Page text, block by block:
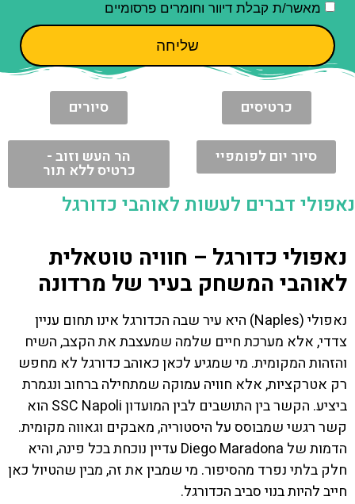
מאשר/ת קבלת דיוור וחומרים פרסומיים
שליחה
כרטיסים סיורים
סיור יום לפומפיי הר העש וזוב -
כרטיס ללא תור
נאפולי דברים לעשות לאוהבי כדורגל
נאפולי כדורגל – חוויה טוטאלית
לאוהבי המשחק בעיר של מרדונה
נאפולי (Naples) היא עיר שבה הכדורגל אינו תחום עניין
צדדי, אלא מערכת חיים שלמה שמעצבת את הקצב, השיח
והזהות המקומית. מי שמגיע לכאן כאוהב כדורגל לא מחפש
רק אטרקציות, אלא חוויה עמוקה שמתחילה ברחוב ונגמרת
ביציע. הקשר בין התושבים לבין המועדון SSC Napoli הוא
קשר רגשי שמבוסס על היסטוריה, מאבקים וגאווה מקומית.
הדמות של Diego Maradona עדיין נוכחת בכל פינה, והיא
חלק בלתי נפרד מהסיפור. מי שמבין את זה, מבין שהטיול כאן
חייב להיות בנוי סביב הכדורגל.